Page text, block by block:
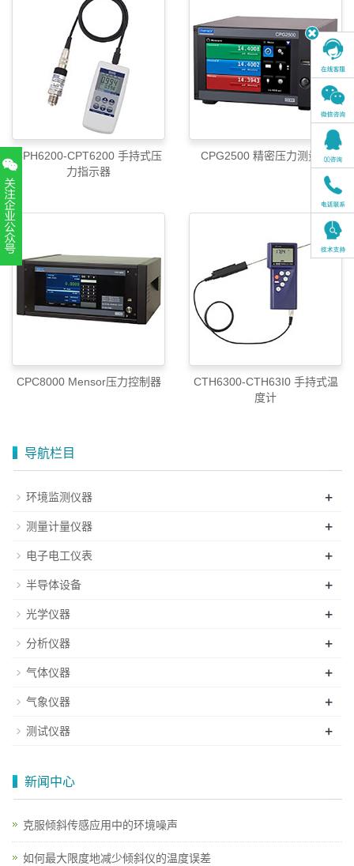
CPH6200-CPT6200 手持式压
力指示器
CPG2500 精密压力测量仪
CPC8000 Mensor压力控制器
CTH6300-CTH63I0 手持式温
度计
导航栏目
环境监测仪器 +
测量计量仪器 +
电子电工仪表 +
半导体设备 +
光学仪器 +
分析仪器 +
气体仪器 +
气象仪器 +
测试仪器 +
新闻中心
克服倾斜传感应用中的环境噪声
如何最大限度地减少倾斜仪的温度误差
扫一扫，关注官方账号
010-52867771